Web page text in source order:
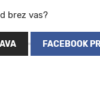
brez vas?
FACEBOOK